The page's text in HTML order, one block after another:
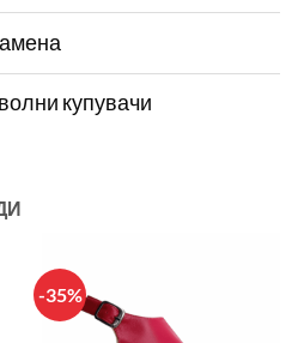
купувачи
-35%